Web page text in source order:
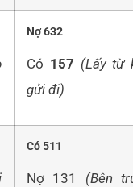
Nợ 632
Có 157 (Lấy từ
gửi đi)
Có 511
Nợ 131 (Bên